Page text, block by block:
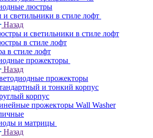
люстры
светильники в стиле лофт
Назад
и светильники в стиле лофт
в стиле лофт
в стиле лофт
прожекторы
Назад
прожекторы
и тонкий корпус
корпус
прожекторы Wall Washer
и матрицы
Назад